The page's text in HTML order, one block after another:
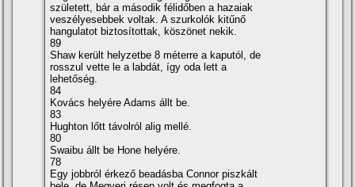
született, bár a második félidőben a hazaiak
veszélyesebbek voltak. A szurkolók kitűnő
hangulatot biztosí­tottak, köszönet nekik.
89
Shaw került helyzetbe 8 méterre a kaputól, de
rosszul vette le a labdát, í­gy oda lett a
lehetőség.
84
Kovács helyére Adams állt be.
83
Hughton lőtt távolról alig mellé.
80
Swaibu állt be Hone helyére.
78
Egy jobbról érkező beadásba Connor piszkált